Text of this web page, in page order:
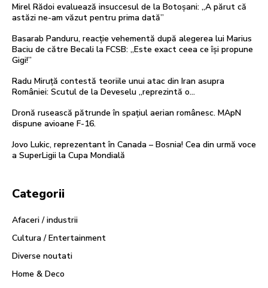
Mirel Rădoi evaluează insuccesul de la Botoșani: „A părut că
astăzi ne-am văzut pentru prima dată”
Basarab Panduru, reacție vehementă după alegerea lui Marius
Baciu de către Becali la FCSB: „Este exact ceea ce își propune
Gigi!”
Radu Miruță contestă teoriile unui atac din Iran asupra
României: Scutul de la Deveselu „reprezintă o…
Dronă rusească pătrunde în spațiul aerian românesc. MApN
dispune avioane F-16.
Jovo Lukic, reprezentant în Canada – Bosnia! Cea din urmă voce
a SuperLigii la Cupa Mondială
Categorii
Afaceri / industrii
Cultura / Entertainment
Diverse noutati
Home & Deco